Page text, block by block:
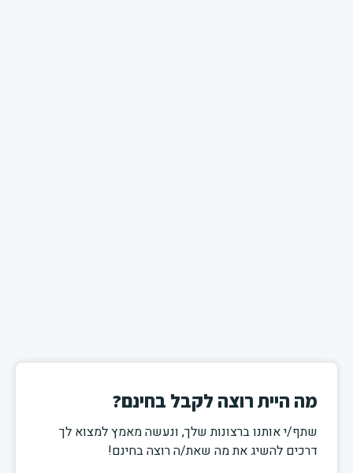
מה היית רוצה לקבל בחינם?
שתף/י אותנו ברצונות שלך, ונעשה מאמץ למצוא לך
דרכים להשיג את מה שאת/ה רוצה בחינם!